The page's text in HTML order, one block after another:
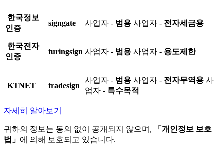
한국정보
인증
signgate 사업자 - 범용 사업자 - 전자세금용
한국전자
인증
turingsign 사업자 - 범용 사업자 - 용도제한
KTNET tradesign
사업자 - 범용 사업자 - 전자무역용 사
업자 - 특수목적
자세히 알아보기
귀하의 정보는 동의 없이 공개되지 않으며,
「개인정보 보호
법」 에 의해 보호되고 있습니다.